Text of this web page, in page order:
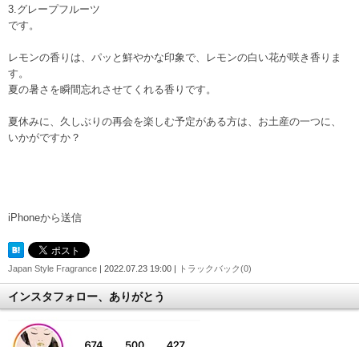
3.グレープフルーツ
です。
レモンの香りは、パッと鮮やかな印象で、レモンの白い花が咲き香りま
す。
夏の暑さを瞬間忘れさせてくれる香りです。
夏休みに、久しぶりの再会を楽しむ予定がある方は、お土産の一つに、
いかがですか？
iPhoneから送信
Japan Style Fragrance | 2022.07.23 19:00 | トラックバック(0)
インスタフォロー、ありがとう